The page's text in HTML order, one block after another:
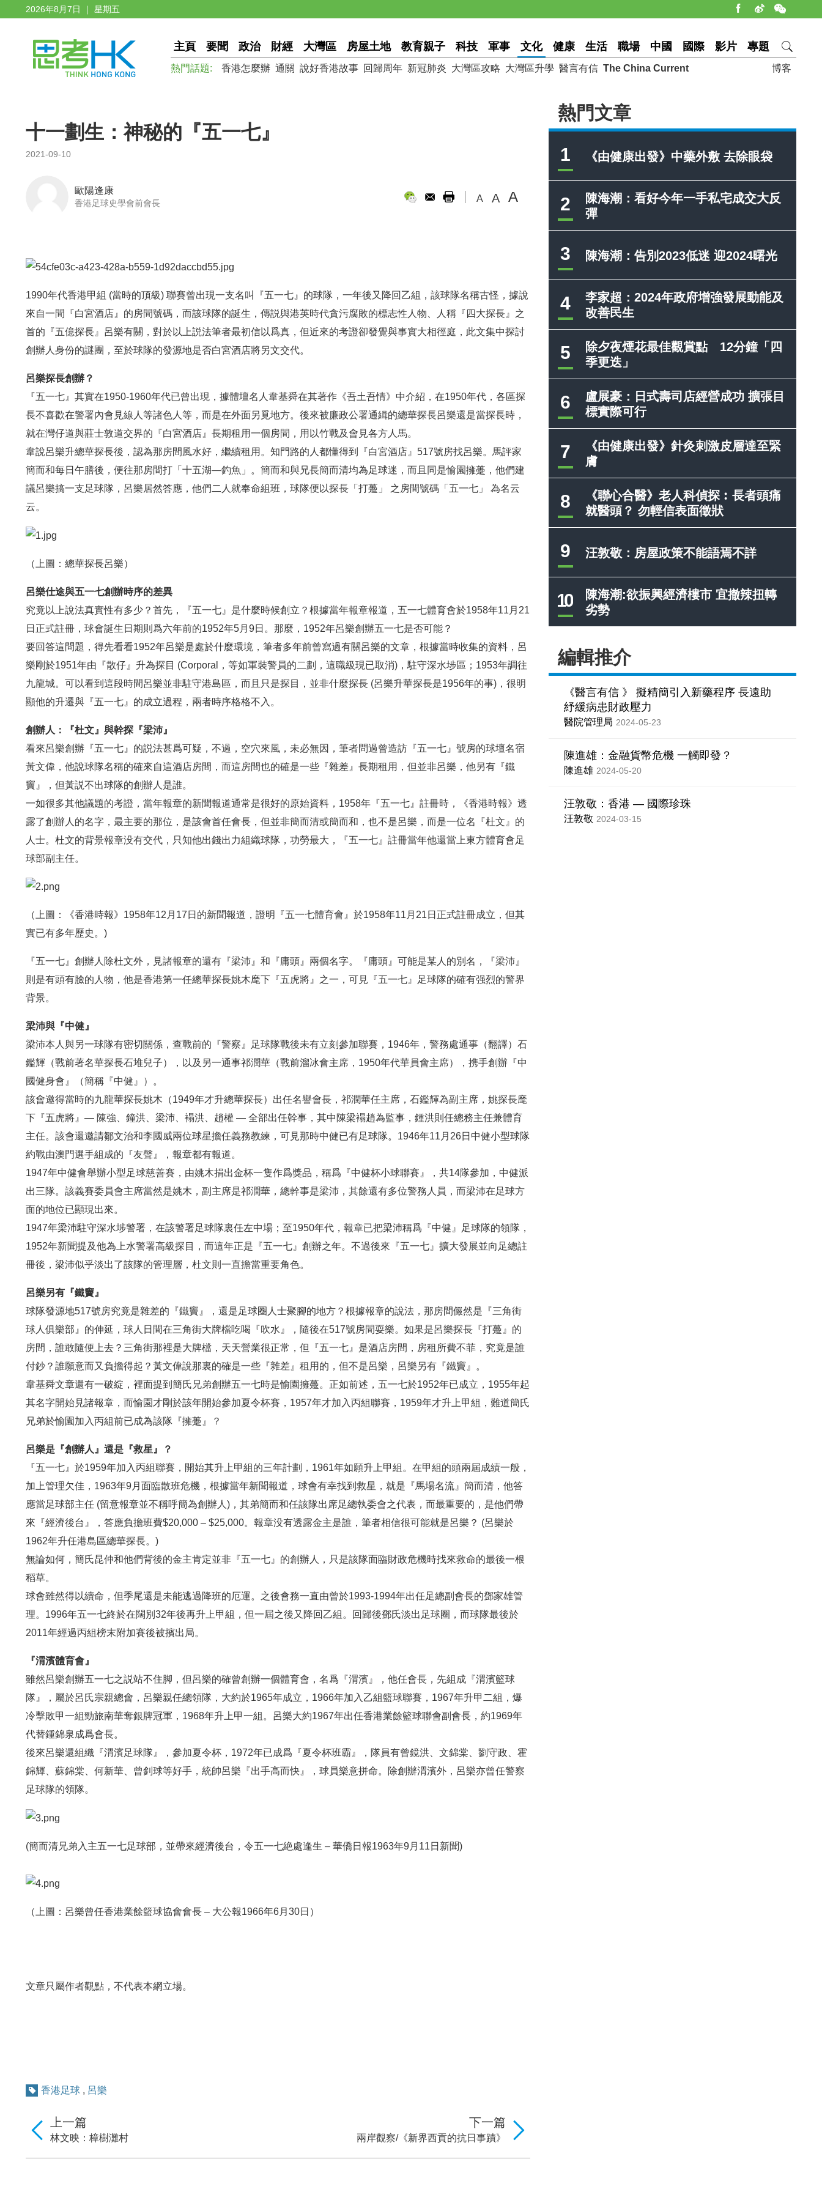
2026年8月7日 ｜ 星期五
主頁 要聞 政治 財經 大灣區 房屋土地 教育親子 科技 軍事 文化 健康 生活 職場 中國 國際 影片 專題
博客
熱門話題: 香港怎麼辦 通關 說好香港故事 回歸周年 新冠肺炎 大灣區攻略 大灣區升學 醫言有信 The China Current
熱門文章
1 《由健康出發》中藥外敷 去除眼袋
2
陳海潮：看好今年一手私宅成交大反
彈
3 陳海潮：告別2023低迷 迎2024曙光
4
李家超：2024年政府增強發展動能及
改善民生
5
除夕夜煙花最佳觀賞點 12分鐘「四
季更迭」
6
盧展豪：日式壽司店經營成功 擴張目
標實際可行
7
《由健康出發》針灸刺激皮層達至緊
膚
8
《聯心合醫》老人科偵探︰長者頭痛
就醫頭？ 勿輕信表面徵狀
9 汪敦敬：房屋政策不能語焉不詳
10
陳海潮:欲振興經濟樓市 宜撤辣扭轉
劣勢
編輯推介
《醫言有信 》 擬精簡引入新藥程序 長遠助
紓緩病患財政壓力
醫院管理局 2024-05-23
陳進雄：金融貨幣危機 一觸即發？
陳進雄 2024-05-20
汪敦敬：香港 — 國際珍珠
汪敦敬 2024-03-15
十一劃生：神秘的『五一七』
2021-09-10
歐陽逢康
香港足球史學會前會長 A A A
1990年代香港甲組 (當時的頂級) 聯賽曾出現一支名叫『五一七』的球隊，一年後又降回乙組，該球隊名稱古怪，據說
來自一間『白宮酒店』的房間號碼，而該球隊的誕生，傳説與港英時代貪污腐敗的標志性人物、人稱『四大探長』之
首的『五億探長』呂樂有關，對於以上説法筆者最初信以爲真，但近來的考證卻發覺與事實大相徑庭，此文集中探討
創辦人身份的謎團，至於球隊的發源地是否白宮酒店將另文交代。
呂樂探長創辦？
『五一七』其實在1950-1960年代已曾出現，據體壇名人韋基舜在其著作《吾土吾情》中介紹，在1950年代，各區探
長不喜歡在警署內會見線人等諸色人等，而是在外面另覓地方。後來被廉政公署通緝的總華探長呂樂還是當探長時，
就在灣仔道與莊士敦道交界的『白宮酒店』長期租用一個房間，用以竹戰及會見各方人馬。
韋說呂樂升總華探長後，認為那房間風水好，繼續租用。知門路的人都懂得到『白宮酒店』517號房找呂樂。馬評家
簡而和每日午膳後，便往那房間打「十五湖—釣魚」。簡而和與兄長簡而清均為足球迷，而且同是愉園擁躉，他們建
議呂樂搞一支足球隊，呂樂居然答應，他們二人就奉命組班，球隊便以探長「打躉」 之房間號碼「五一七」 為名云
云。
（上圖：總華探長呂樂）
呂樂仕途與五一七創辦時序的差異
究竟以上說法真實性有多少？首先，『五一七』是什麼時候創立？根據當年報章報道，五一七體育會於1958年11月21
日正式註冊，球會誕生日期則爲六年前的1952年5月9日。那麼，1952年呂樂創辦五一七是否可能？
要回答這問題，得先看看1952年呂樂是處於什麼環境，筆者多年前曾寫過有關呂樂的文章，根據當時收集的資料，呂
樂剛於1951年由『散仔』升為探目 (Corporal，等如軍裝警員的二劃，這職級現已取消)，駐守深水埗區；1953年調往
九龍城。可以看到這段時間呂樂並非駐守港島區，而且只是探目，並非什麼探長 (呂樂升華探長是1956年的事)，很明
顯他的升遷與『五一七』的成立過程，兩者時序格格不入。
創辦人：『杜文』與幹探『梁沛』
看來呂樂創辦『五一七』的説法甚爲可疑，不過，空穴來風，未必無因，筆者問過曾造訪『五一七』號房的球壇名宿
黃文偉，他說球隊名稱的確來自這酒店房間，而這房間也的確是一些『雜差』長期租用，但並非呂樂，他另有『鐵
竇』，但黃説不出球隊的創辦人是誰。
一如很多其他議題的考證，當年報章的新聞報道通常是很好的原始資料，1958年『五一七』註冊時，《香港時報》透
露了創辦人的名字，最主要的那位，是該會首任會長，但並非簡而清或簡而和，也不是呂樂，而是一位名『杜文』的
人士。杜文的背景報章没有交代，只知他出錢出力組織球隊，功勞最大，『五一七』註冊當年他還當上東方體育會足
球部副主任。
（上圖：《香港時報》1958年12月17日的新聞報道，證明『五一七體育會』於1958年11月21日正式註冊成立，但其
實已有多年歷史。)
『五一七』創辦人除杜文外，見諸報章的還有『梁沛』和『庸頭』兩個名字。『庸頭』可能是某人的別名，『梁沛』
則是有頭有臉的人物，他是香港第一任總華探長姚木麾下『五虎將』之一，可見『五一七』足球隊的確有强烈的警界
背景。
梁沛與『中健』
梁沛本人與另一球隊有密切關係，查戰前的『警察』足球隊戰後未有立刻參加聯賽，1946年，警務處通事（翻譯）石
鑑輝（戰前著名華探長石堆兒子），以及另一通事祁潤華（戰前溜冰會主席，1950年代華員會主席），携手創辦『中
國健身會』（簡稱『中健』）。
該會邀得當時的九龍華探長姚木（1949年才升總華探長）出任名譽會長，祁潤華任主席，石鑑輝為副主席，姚探長麾
下『五虎將』— 陳強、鐘洪、梁沛、褟洪、趙權 — 全部出任幹事，其中陳梁褟趙為監事，鍾洪則任總務主任兼體育
主任。該會還邀請鄒文治和李國威兩位球星擔任義務教練，可見那時中健已有足球隊。1946年11月26日中健小型球隊
約戰由澳門選手組成的『友聲』，報章都有報道。
1947年中健會舉辦小型足球慈善賽，由姚木捐出金杯一隻作爲獎品，稱爲『中健杯小球聯賽』，共14隊參加，中健派
出三隊。該義賽委員會主席當然是姚木，副主席是祁潤華，總幹事是梁沛，其餘還有多位警務人員，而梁沛在足球方
面的地位已顯現出來。
1947年梁沛駐守深水埗警署，在該警署足球隊裏任左中場；至1950年代，報章已把梁沛稱爲『中健』足球隊的領隊，
1952年新聞提及他為上水警署高級探目，而這年正是『五一七』創辦之年。不過後來『五一七』擴大發展並向足總註
冊後，梁沛似乎淡出了該隊的管理層，杜文則一直擔當重要角色。
呂樂另有『鐵竇』
球隊發源地517號房究竟是雜差的『鐵竇』，還是足球圈人士聚腳的地方？根據報章的說法，那房間儼然是『三角街
球人俱樂部』的伸延，球人日間在三角街大牌檔吃喝『吹水』，隨後在517號房間耍樂。如果是呂樂探長『打躉』的
房間，誰敢隨便上去？三角街那裡是大牌檔，天天營業很正常，但『五一七』是酒店房間，房租所費不菲，究竟是誰
付鈔？誰願意而又負擔得起？黃文偉說那裏的確是一些『雜差』租用的，但不是呂樂，呂樂另有『鐵竇』。
韋基舜文章還有一破綻，裡面提到簡氏兄弟創辦五一七時是愉園擁躉。正如前述，五一七於1952年已成立，1955年起
其名字開始見諸報章，而愉園才剛於該年開始參加夏令杯賽，1957年才加入丙組聯賽，1959年才升上甲組，難道簡氏
兄弟於愉園加入丙組前已成為該隊『擁躉』？
呂樂是『創辦人』還是『救星』？
『五一七』於1959年加入丙組聯賽，開始其升上甲組的三年計劃，1961年如願升上甲組。在甲組的頭兩屆成績一般，
加上管理欠佳，1963年9月面臨散班危機，根據當年新聞報道，球會有幸找到救星，就是『馬場名流』簡而清，他答
應當足球部主任 (留意報章並不稱呼簡為創辦人)，其弟簡而和任該隊出席足總執委會之代表，而最重要的，是他們帶
來『經濟後台』，答應負擔班費$20,000 – $25,000。報章没有透露金主是誰，筆者相信很可能就是呂樂？ (呂樂於
1962年升任港島區總華探長。)
無論如何，簡氏昆仲和他們背後的金主肯定並非『五一七』的創辦人，只是該隊面臨財政危機時找來救命的最後一根
稻草。
球會雖然得以續命，但季尾還是未能逃過降班的厄運。之後會務一直由曾於1993-1994年出任足總副會長的鄧家雄管
理。1996年五一七終於在闊別32年後再升上甲組，但一屆之後又降回乙組。回歸後鄧氏淡出足球圈，而球隊最後於
2011年經過丙組榜末附加賽後被擯出局。
『渭濱體育會』
雖然呂樂創辦五一七之説站不住脚，但呂樂的確曾創辦一個體育會，名爲『渭濱』，他任會長，先組成『渭濱籃球
隊』，屬於呂氏宗親總會，呂樂親任總領隊，大約於1965年成立，1966年加入乙組籃球聯賽，1967年升甲二組，爆
冷擊敗甲一組勁旅南華奪銀牌冠軍，1968年升上甲一組。呂樂大約1967年出任香港業餘籃球聯會副會長，約1969年
代替鍾錦泉成爲會長。
後來呂樂還組織『渭濱足球隊』，參加夏令杯，1972年已成爲『夏令杯班霸』，隊員有曾鏡洪、文錦棠、劉守政、霍
錦輝、蘇錦棠、何新華、曾釗球等好手，統帥呂樂『出手高而快』，球員樂意拼命。除創辦渭濱外，呂樂亦曾任警察
足球隊的領隊。
(簡而清兄弟入主五一七足球部，並帶來經濟後台，令五一七絶處逢生 – 華僑日報1963年9月11日新聞)
（上圖：呂樂曾任香港業餘籃球協會會長 – 大公報1966年6月30日）
文章只屬作者觀點，不代表本網立場。
香港足球 , 呂樂
下一篇
兩岸觀察/《新界西貢的抗日事蹟》
上一篇
林文映：樟樹灘村